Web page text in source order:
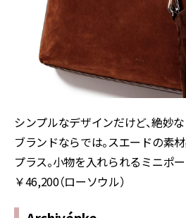
シンプルなデザインだけど、絶妙
ブランドならでは。スエードの素
プラス。小物を入れられるミニポ
￥46,200（ローソウル）